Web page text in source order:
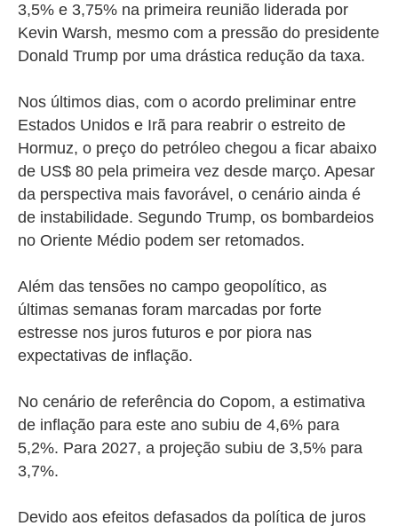
3,5% e 3,75% na primeira reunião liderada por
Kevin Warsh, mesmo com a pressão do presidente
Donald Trump por uma drástica redução da taxa.
Nos últimos dias, com o acordo preliminar entre
Estados Unidos e Irã para reabrir o estreito de
Hormuz, o preço do petróleo chegou a ficar abaixo
de US$ 80 pela primeira vez desde março. Apesar
da perspectiva mais favorável, o cenário ainda é
de instabilidade. Segundo Trump, os bombardeios
no Oriente Médio podem ser retomados.
Além das tensões no campo geopolítico, as
últimas semanas foram marcadas por forte
estresse nos juros futuros e por piora nas
expectativas de inflação.
No cenário de referência do Copom, a estimativa
de inflação para este ano subiu de 4,6% para
5,2%. Para 2027, a projeção subiu de 3,5% para
3,7%.
Devido aos efeitos defasados da política de juros